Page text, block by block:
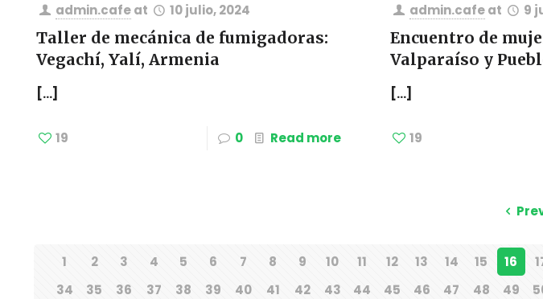
admin.cafeat 10 julio, 2024
Taller de mecánica de fumigadoras:
Vegachí, Yalí, Armenia
[…]
19 0 Read more
admin.cafeat 9
Encuentro de
Valparaíso y
[…]
19
1 2 3 4 5 6 7 8 9 10 11 12 13 14 15 16
34
35 36 37 38 39 40 41 42 43 44 45 46 47 48 49